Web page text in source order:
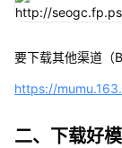
要下载其他渠道（
https://
二、下载好